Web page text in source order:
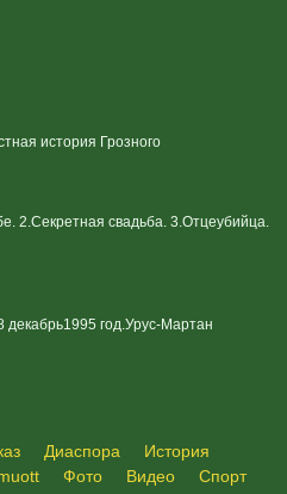
история Грозного
2.Секретная свадьба. 3.Отцеубийца.
год.Урус-Мартан
Диаспора
История
Фото Видео
Спорт